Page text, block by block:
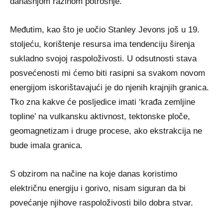
Međutim, kao što je uočio Stanley Jevons još u 19.
stoljeću, korištenje resursa ima tendenciju širenja
sukladno svojoj raspoloživosti. U odsutnosti stava
posvećenosti mi ćemo biti rasipni sa svakom novom
energijom iskorištavajući je do njenih krajnjih granica.
Tko zna kakve će posljedice imati ‘krađa zemljine
topline’ na vulkansku aktivnost, tektonske ploče,
geomagnetizam i druge procese, ako ekstrakcija ne
bude imala granica.
S obzirom na načine na koje danas koristimo
električnu energiju i gorivo, nisam siguran da bi
povećanje njihove raspoloživosti bilo dobra stvar.